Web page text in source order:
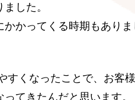
した。
かかってくる時期もあり
すくなったことで、お客
てきたんだと思います。